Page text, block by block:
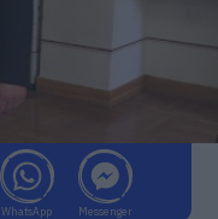
WhatsApp Messenger